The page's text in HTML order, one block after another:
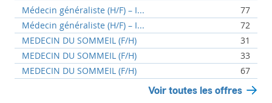
Médecin généraliste (H/F) – I...
77
Médecin généraliste (H/F) – I...
72
MEDECIN DU SOMMEIL (F/H)
31
MEDECIN DU SOMMEIL (F/H)
33
MEDECIN DU SOMMEIL (F/H)
67
Voir toutes les offres